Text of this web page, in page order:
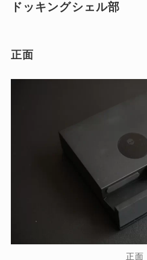
ドッキングシェル部
正面
正面